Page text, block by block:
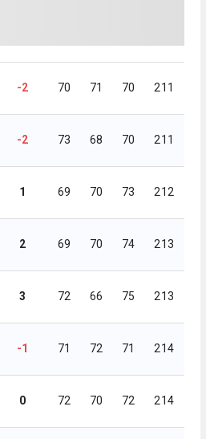
-2 70 71 70 211
-2 73 68 70 211
1 69 70 73 212
2 69 70 74 213
3 72 66 75 213
-1 71 72 71 214
0 72 70 72 214